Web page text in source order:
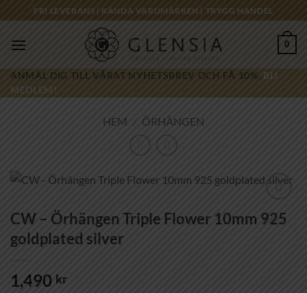
to
content
FRI LEVERANS | KÄNDA VARUMÄRKEN | TRYGG HANDEL
0
ANMÄL DIG TILL VÅRAT NYHETSBREV OCH FÅ 10%. BLI
MEDLEM!
HEM / ÖRHÄNGEN
Lägg till i
önskelistan!
CW – Örhängen Triple Flower 10mm 925
goldplated silver
1,490 kr